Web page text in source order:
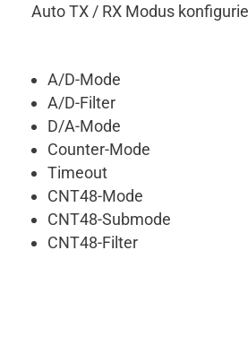
Auto TX / RX Modus
A/D-Mode
A/D-Filter
D/A-Mode
Counter-Mode
Timeout
CNT48-Mode
CNT48-Submode
CNT48-Filter